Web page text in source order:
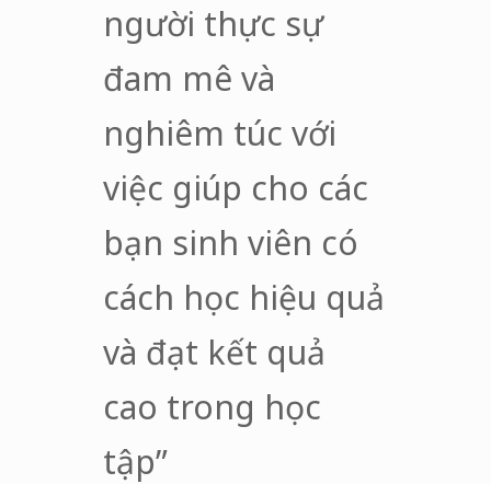
người thực sự
đam mê và
nghiêm túc với
việc giúp cho các
bạn sinh viên có
cách học hiệu quả
và đạt kết quả
cao trong học
tập”